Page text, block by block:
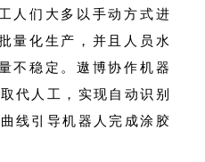
人们大多以手动方式进
量化生产，并且人员水
不稳定。遨博协作机器
代人工，实现自动识别
线引导机器人完成涂胶